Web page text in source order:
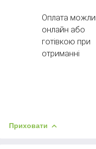
Оплата
онлайн або
готівкою при
отриманні
Приховати